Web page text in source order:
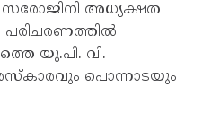
സരോജിനി അധ്യക്ഷത
പരിചരണത്തിൽ
യു.പി. വി.
പൊന്നാടയും